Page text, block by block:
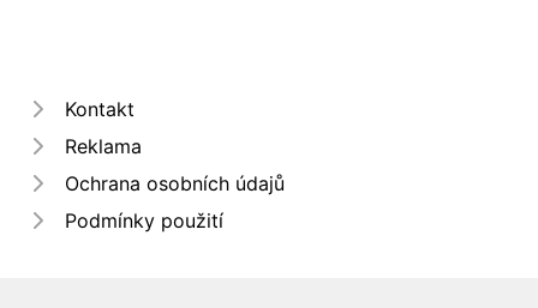
Kontakt
Reklama
Ochrana osobních údajů
Podmínky použití